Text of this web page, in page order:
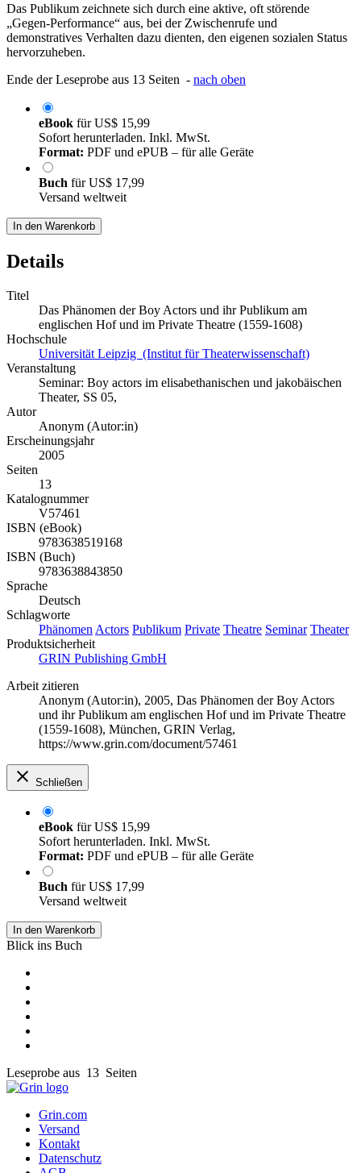
Das Publikum zeichnete sich durch eine aktive, oft störende
„Gegen-Performance“ aus, bei der Zwischenrufe und
demonstratives Verhalten dazu dienten, den eigenen sozialen Status
hervorzuheben.
Ende der Leseprobe aus 13 Seiten - nach oben
eBook fürUS$ 15,99
Sofort herunterladen. Inkl. MwSt.
Format: PDF und ePUB – für alle Geräte
Buch fürUS$ 17,99
Versand weltweit
In den Warenkorb
Details
Titel
Das Phänomen der Boy Actors und ihr Publikum am
englischen Hof und im Private Theatre (1559-1608)
Hochschule
Universität Leipzig (Institut für Theaterwissenschaft)
Veranstaltung
Seminar: Boy actors im elisabethanischen und jakobäischen
Theater, SS 05,
Autor
Anonym (Autor:in)
Erscheinungsjahr
2005
Seiten
13
Katalognummer
V57461
ISBN (eBook)
9783638519168
ISBN (Buch)
9783638843850
Sprache
Deutsch
Schlagworte
Phänomen Actors Publikum Private Theatre Seminar Theater
Produktsicherheit
GRIN Publishing GmbH
Arbeit zitieren
Anonym (Autor:in), 2005, Das Phänomen der Boy Actors
und ihr Publikum am englischen Hof und im Private Theatre
(1559-1608), München, GRIN Verlag,
https://www.grin.com/document/57461
Schließen
eBook fürUS$ 15,99
Sofort herunterladen. Inkl. MwSt.
Format: PDF und ePUB – für alle Geräte
Buch fürUS$ 17,99
Versand weltweit
In den Warenkorb
Blick ins Buch
Leseprobe aus 13 Seiten
Grin.com
Versand
Kontakt
Datenschutz